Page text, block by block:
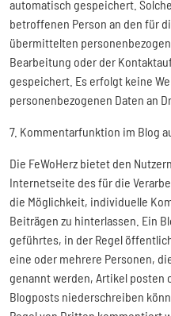
automatisch gespeichert.
betroffenen Person an den für
übermittelten
Bearbeitung oder der
gespeichert. Es erfolgt keine
personenbezogenen Daten an
7. Kommentarfunktion im Blog
Die FeWoHerz bietet den
Internetseite des für die
die Möglichkeit, individuelle
Beiträgen zu hinterlassen. Ein
geführtes, in der Regel
eine oder mehrere Personen,
genannt werden, Artikel posten
Blogposts niederschreiben